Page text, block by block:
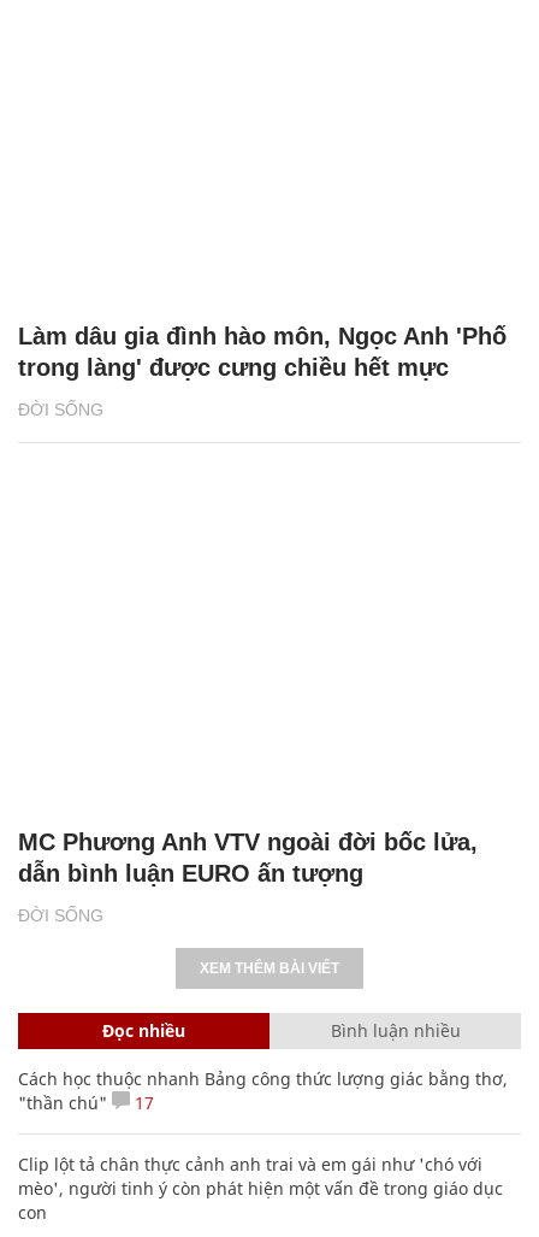
ĐỜI SỐNG
Làm dâu gia đình hào môn, Ngọc Anh 'Phố
trong làng' được cưng chiều hết mực
ĐỜI SỐNG
MC Phương Anh VTV ngoài đời bốc lửa,
dẫn bình luận EURO ấn tượng
XEM THÊM BÀI VIẾT
Đọc nhiều Bình luận nhiều
Cách học thuộc nhanh Bảng công thức lượng giác bằng thơ,
"thần chú"
17
Clip lột tả chân thực cảnh anh trai và em gái như 'chó với
mèo', người tinh ý còn phát hiện một vấn đề trong giáo dục
con